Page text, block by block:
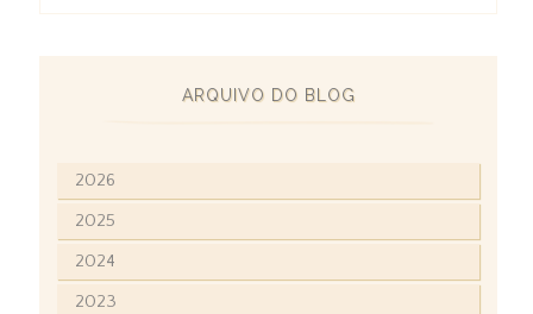
ARQUIVO DO BLOG
2026
2025
2024
2023